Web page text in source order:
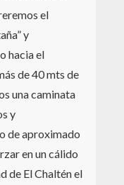
el
y
hacia el
de 40 mts de
una caminata
y
de aproximado
en un cálido
de El Chaltén el